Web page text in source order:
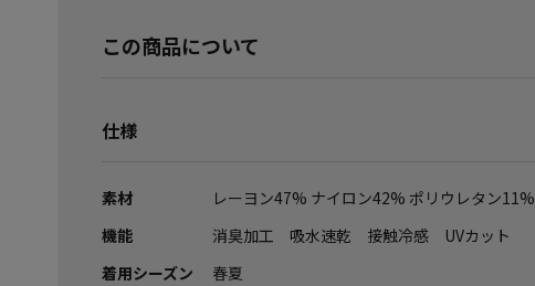
この商品について
仕様
素材
レーヨン47% ナイロン42% ポリウレタン11%
機能
消臭加工 吸水速乾 接触冷感 UVカット
着用シーズン
春夏